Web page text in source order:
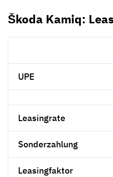
Škoda Kamiq:
UPE
Leasingrate
Sonderzahlung
Leasingfaktor